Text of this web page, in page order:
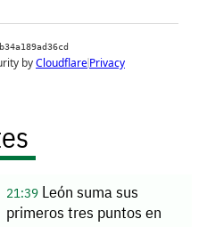
21:39León suma sus
primeros tres puntos en